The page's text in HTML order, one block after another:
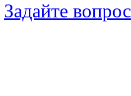
Задайте вопрос